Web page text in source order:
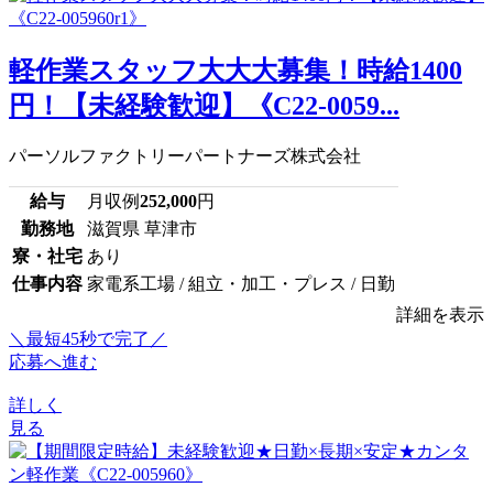
軽作業スタッフ大大大募集！時給1400
円！【未経験歓迎】《C22-0059...
パーソルファクトリーパートナーズ株式会社
給与 月収例252,000円
勤務地
滋賀県 草津市
寮・社宅 あり
仕事内容 家電系工場 / 組立・加工・プレス / 日勤
詳細を表示
＼最短45秒で完了／
応募へ進む
詳しく
見る